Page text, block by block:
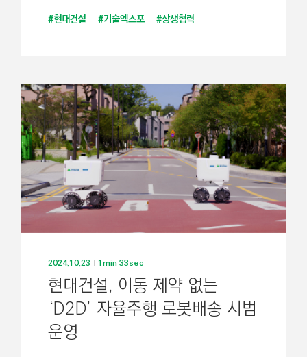
#현대건설 #기술엑스포 #상생협력
2024.10.23 1min 33sec
현대건설, 이동 제약 없는
‘D2D’ 자율주행 로봇배송 시범
운영